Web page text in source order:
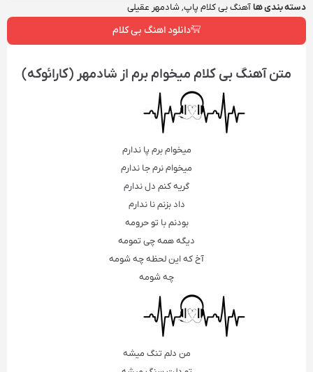
دسته بندی هاآهنگ بی کلام پاپ,شادمهر عقیلی
دانلود اهنگ بی کلام
متن آهنگ بی کلام میخوام برم از شادمهر (کارائوکه)
میخوام برم پا ندارم
میخوام نرم جا ندارم
گریه کنم دل ندارم
داد بزنم نا ندارم
بودنم با تو حرومه
دیگه همه چی تمومه
آخ که این لحظه چه شومه
چه شومه
من دلم تنگ میشه